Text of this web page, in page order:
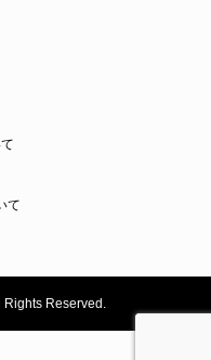
て
Reserved.